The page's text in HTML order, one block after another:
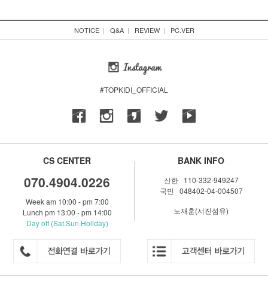
NOTICE| Q&A| REVIEW| PC.VER
#TOPKIDI_OFFICIAL
CS CENTER
070.4904.0226
Week am 10:00 - pm 7:00
Lunch pm 13:00 - pm 14:00
Day off (Sat.Sun.Holiday)
BANK INFO
신한 110-332-949247
국민 048402-04-004507
노재훈(서진섬유)